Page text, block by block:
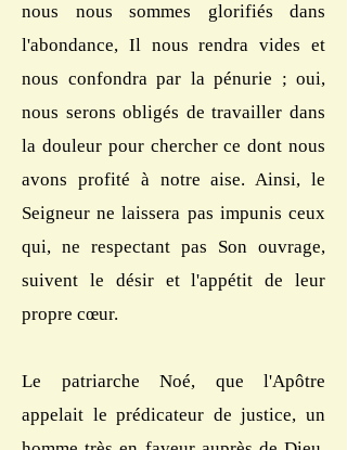
nous nous sommes glorifiés dans
l'abondance, Il nous rendra vides et
nous confondra par la pénurie ; oui,
nous serons obligés de travailler dans
la douleur pour chercher ce dont nous
avons profité à notre aise. Ainsi, le
Seigneur ne laissera pas impunis ceux
qui, ne respectant pas Son ouvrage,
suivent le désir et l'appétit de leur
propre cœur.
Le patriarche Noé, que l'Apôtre
appelait le prédicateur de justice, un